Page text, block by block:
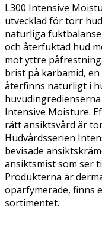
L300 Intensive
utvecklad för torr
naturliga
och återfuktad hud
mot yttre
brist på karbamid,
återfinns naturligt i
Intensive Moisture.
rätt ansiktsvård är
Hudvårdsserien
bevisade
ansiktsmist som ser
Produkterna är
oparfymerade, finns
sortimentet.